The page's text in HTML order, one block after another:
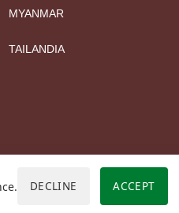
MYANMAR
TAILANDIA
di Hanoi. Licenza
del turismo del Vietnam.
DECLINE ACCEPT